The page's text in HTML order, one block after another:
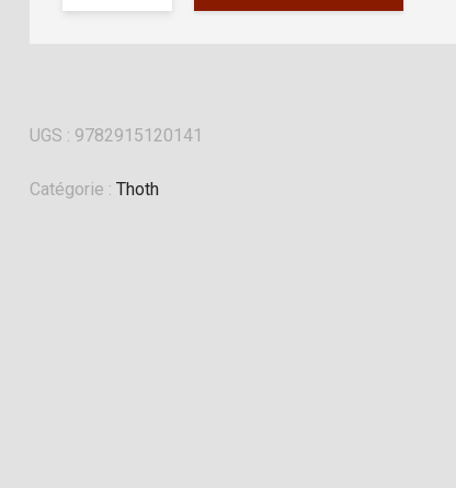
UGS : 9782915120141
Catégorie : Thoth